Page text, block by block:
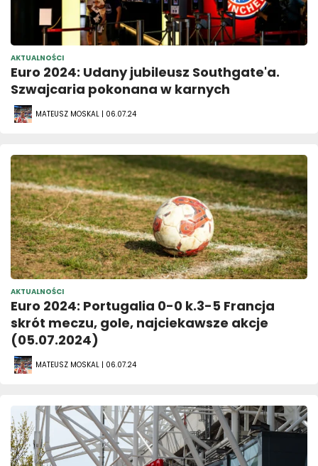
AKTUALNOŚCI
Euro 2024: Udany jubileusz Southgate'a.
Szwajcaria pokonana w karnych
MATEUSZ MOSKAL | 06.07.24
AKTUALNOŚCI
Euro 2024: Portugalia 0-0 k.3-5 Francja
skrót meczu, gole, najciekawsze akcje
(05.07.2024)
MATEUSZ MOSKAL | 06.07.24